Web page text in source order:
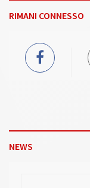
RIMANI CONNESSO
NEWS